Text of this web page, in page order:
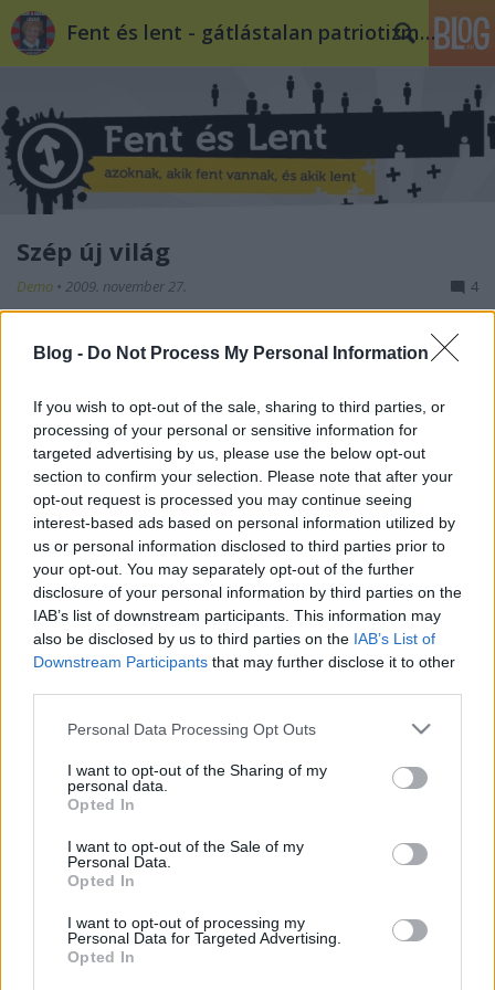
Blog - Do Not Process My Personal Information
If you wish to opt-out of the sale, sharing to third parties, or
processing of your personal or sensitive information for
targeted advertising by us, please use the below opt-out
section to confirm your selection. Please note that after your
opt-out request is processed you may continue seeing
interest-based ads based on personal information utilized by
us or personal information disclosed to third parties prior to
your opt-out. You may separately opt-out of the further
disclosure of your personal information by third parties on the
IAB’s list of downstream participants. This information may
also be disclosed by us to third parties on the IAB’s List of
Downstream Participants that may further disclose it to other
Please note that this website/app uses one or more Google
not limited to your visit or usage behaviour. You may click to
grant or deny consent to Google and its third-party tags to
use your data for below specified purposes in below Google
consent section.
Personal Data Processing Opt Outs
I want to opt-out of the Sharing of my
personal data.
Opted In
I want to opt-out of the Sale of my
Personal Data.
Opted In
I want to opt-out of processing my
Personal Data for Targeted Advertising.
Opted In
Fent és lent - gátlástalan patriotizmus
Szép új világ
Demo • 2009. november 27. 4
A mellszélességgel vállalt fogyasztói társadalom sok
szépet ígér: becsületes ipart, plázát százával, IMAX
még atomfegyver, tudósok és robotika, felszámolt
mélyszegénység, szélessávú internet, két gyerek meg
négy kerék…
Chávez Ötödik Internacionálét
szervez
istvanffy•2009. november 26.
Pár nappal ezelőtt történt egy apróság, ami
méltatlanul kevés figyelmet kapott a magyar
médiában: Chávez bejelentette az 5. Internacionálé
létrehozását. Míg ha Chávez mond valamit a
médiát, addig erről a…
Ősmagyar royalisták a
Parlamentben
A jász-nagykun-szolnok megyei önkormányzat